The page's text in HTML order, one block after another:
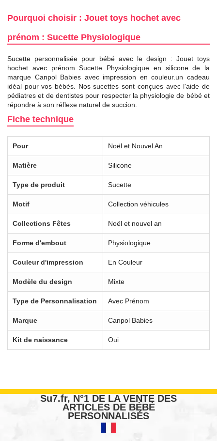
Pourquoi choisir : Jouet toys hochet avec
prénom : Sucette Physiologique
Sucette personnalisée pour bébé avec le design : Jouet toys
hochet avec prénom Sucette Physiologique en silicone de la
marque Canpol Babies avec impression en couleur.un cadeau
idéal pour vos bébés. Nos sucettes sont conçues avec l'aide de
pédiatres et de dentistes pour respecter la physiologie de bébé et
répondre à son réflexe naturel de succion.
Fiche technique
Pour Noël et Nouvel An
Matière Silicone
Type de produit Sucette
Motif Collection véhicules
Collections Fêtes Noël et nouvel an
Forme d'embout Physiologique
Couleur d'impression En Couleur
Modèle du design Mixte
Type de Personnalisation Avec Prénom
Marque Canpol Babies
Kit de naissance Oui
Su7.fr, N°1 DE LA VENTE DES
ARTICLES DE BÉBÉ
PERSONNALISÉS